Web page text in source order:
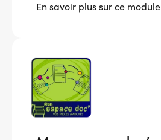
En savoir plus sur ce module